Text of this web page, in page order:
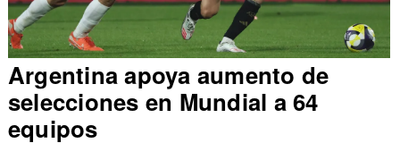
apoya aumento de
en Mundial a 64